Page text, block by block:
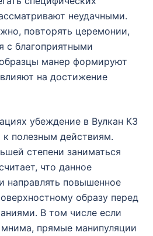
неудачными.
повторять церемонии,
с благоприятными
манер формируют
на достижение
убеждение в Вулкан КЗ
полезным действиям.
степени заниматься
что данное
направлять повышенное
образу перед
В том числе если
прямые манипуляции